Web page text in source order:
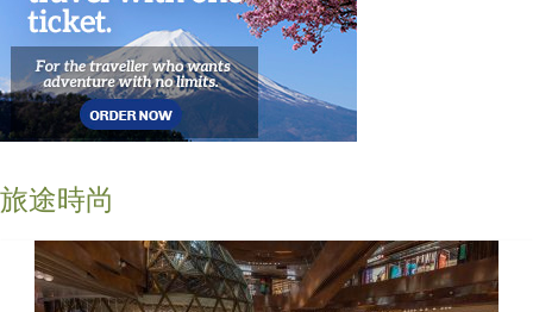
旅途時尚